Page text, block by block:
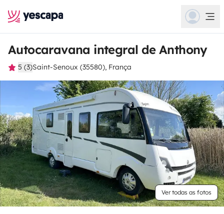
Autocaravana integral de Anthony
5 (3)Saint-Senoux (35580), França
Ver todas as fotos